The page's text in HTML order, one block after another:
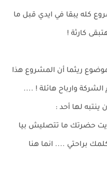
كله يبقا في ايدي قبل ما
كارثة !
ريثما أن المشروع هذا
وارباح هائلة ! ....
لها أحد :
حضرتك ما تتصليش بيا
براحتي .... انما هنا